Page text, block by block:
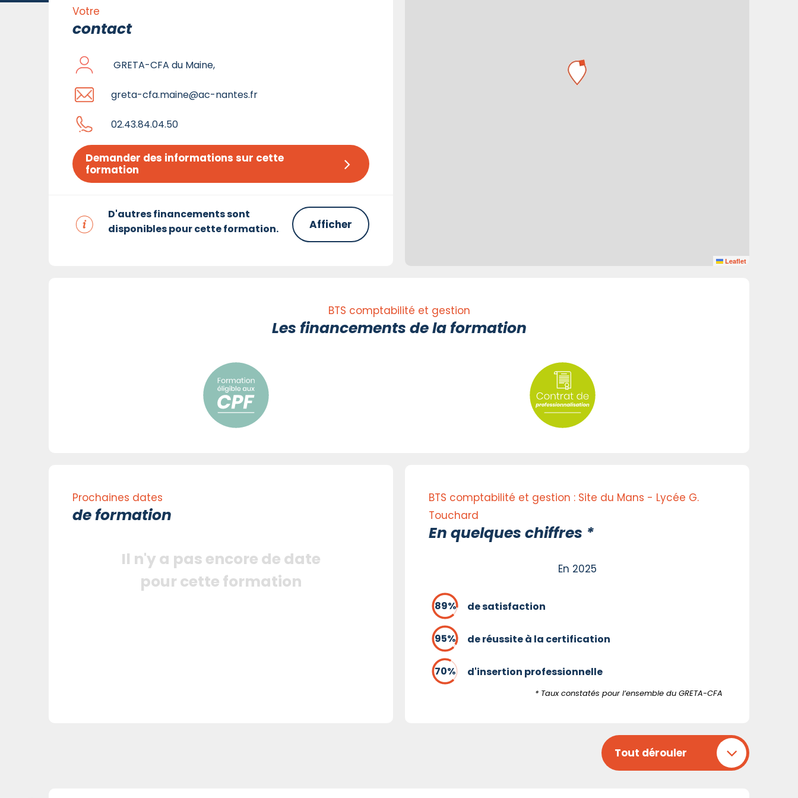
Votre
contact
GRETA-CFA du Maine,
greta-cfa.maine@ac-nantes.fr
02.43.84.04.50
Demander des informations sur cette
formation
D'autres financements sont
disponibles pour cette formation.
Afficher
Leaflet
BTS comptabilité et gestion
Les financements de la formation
Prochaines dates
de formation
Il n'y a pas encore de date
pour cette formation
BTS comptabilité et gestion : Site du Mans - Lycée G.
Touchard
En quelques chiffres *
En 2025
de satisfaction
de réussite à la certification
d'insertion professionnelle
* Taux constatés pour l’ensemble du GRETA-CFA
Tout dérouler